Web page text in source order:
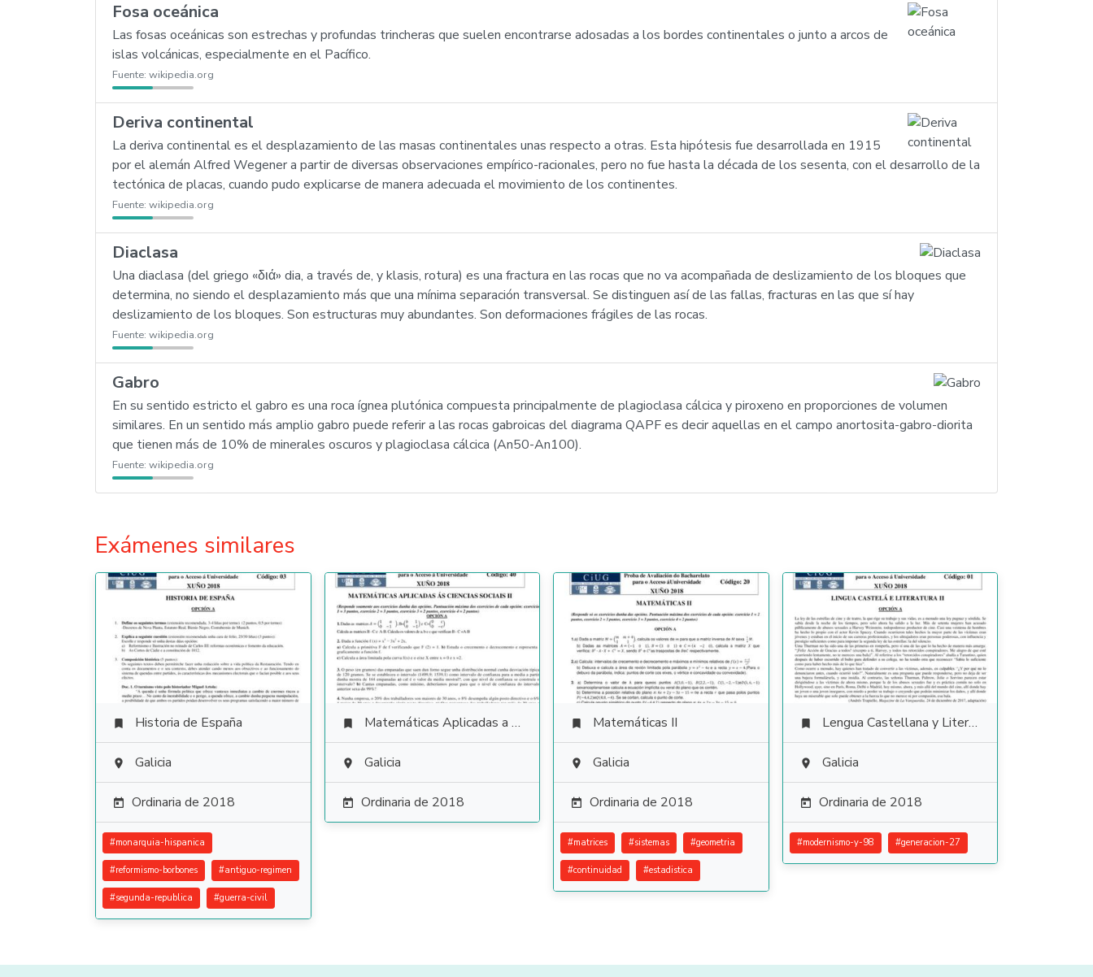
Fosa oceánica
Las fosas oceánicas son estrechas y profundas trincheras que suelen encontrarse adosadas a los bordes continentales o junto a arcos de
islas volcánicas, especialmente en el Pacífico.
Fuente: wikipedia.org
Deriva continental
La deriva continental es el desplazamiento de las masas continentales unas respecto a otras. Esta hipótesis fue desarrollada en 1915
por el alemán Alfred Wegener a partir de diversas observaciones empírico-racionales, pero no fue hasta la década de los sesenta, con el desarrollo de la
tectónica de placas, cuando pudo explicarse de manera adecuada el movimiento de los continentes.
Fuente: wikipedia.org
Diaclasa
Una diaclasa (del griego «διά» dia, a través de, y klasis, rotura) es una fractura en las rocas que no va acompañada de deslizamiento de los bloques que
determina, no siendo el desplazamiento más que una mínima separación transversal. Se distinguen así de las fallas, fracturas en las que sí hay
deslizamiento de los bloques. Son estructuras muy abundantes. Son deformaciones frágiles de las rocas.
Fuente: wikipedia.org
Gabro
En su sentido estricto el gabro es una roca ígnea plutónica compuesta principalmente de plagioclasa cálcica y piroxeno en proporciones de volumen
similares. En un sentido más amplio gabro puede referir a las rocas gabroicas del diagrama QAPF es decir aquellas en el campo anortosita-gabro-diorita
que tienen más de 10% de minerales oscuros y plagioclasa cálcica (An50-An100).
Fuente: wikipedia.org
Exámenes similares
 Historia de España
 Galicia
 Ordinaria de 2018
#monarquia-hispanica
#reformismo-borbones #antiguo-regimen
#segunda-republica #guerra-civil
 Matemáticas Aplicadas a las Ciencias Sociales
 Galicia
 Ordinaria de 2018
 Matemáticas II
 Galicia
 Ordinaria de 2018
#matrices #sistemas #geometria
#continuidad #estadistica
 Lengua Castellana y Literatura
 Galicia
 Ordinaria de 2018
#modernismo-y-98 #generacion-27